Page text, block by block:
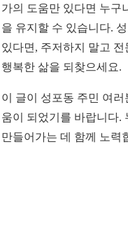
가의 도움만 있다면 누구
을 유지할 수 있습니다.
있다면, 주저하지 말고
행복한 삶을 되찾으세요.
이 글이 성포동 주민 여
움이 되었기를 바랍니다.
만들어가는 데 함께 노력